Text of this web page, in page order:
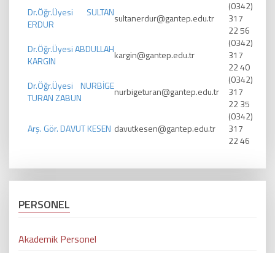
Dr.Öğr.Üyesi SULTAN
ERDUR
sultanerdur@gantep.edu.tr
(0342)
317
22 56
Dr.Öğr.Üyesi ABDULLAH
KARGIN
kargin@gantep.edu.tr
(0342)
317
22 40
Dr.Öğr.Üyesi NURBİGE
TURAN ZABUN
nurbigeturan@gantep.edu.tr
(0342)
317
22 35
Arş. Gör. DAVUT KESEN davutkesen@gantep.edu.tr
(0342)
317
22 46
PERSONEL
Akademik Personel